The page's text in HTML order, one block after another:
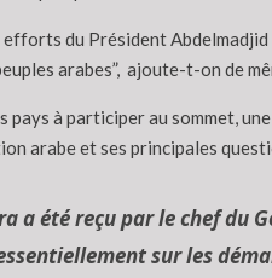
du Président
arabes”, ajoute-t-on de
pays à participer au sommet,
arabe et ses principales
a été reçu par le chef du
sur les